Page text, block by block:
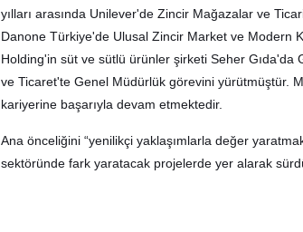
yılları arasında Unilever'de Zincir Mağazalar ve
Danone Türkiye'de Ulusal Zincir Market ve Modern
Holding'in süt ve sütlü ürünler şirketi Seher Gıda'da
ve Ticaret'te Genel Müdürlük görevini yürütmüştür.
kariyerine başarıyla devam etmektedir.
Ana önceliğini “yenilikçi yaklaşımlarla değer
sektöründe fark yaratacak projelerde yer alarak